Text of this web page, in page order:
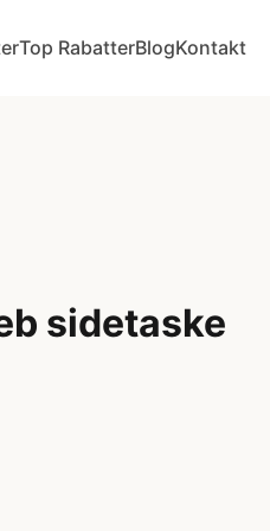
Top RabatterBlogKontakt
sidetaske